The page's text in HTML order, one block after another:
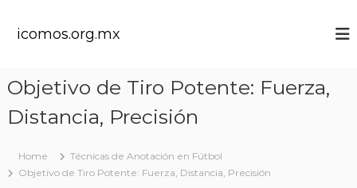
icomos.org.mx
Objetivo de Tiro Potente: Fuerza,
Distancia, Precisión
Home
Técnicas de Anotación en Fútbol
Objetivo de Tiro Potente: Fuerza, Distancia, Precisión